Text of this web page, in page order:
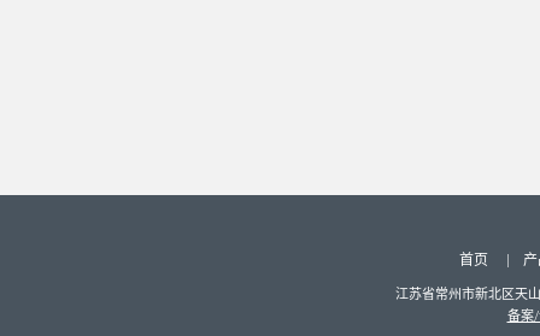
首页
江苏省常州市新北区天
备案